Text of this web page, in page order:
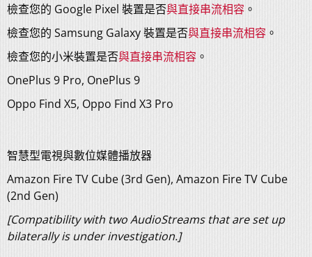
檢查您的 Google Pixel 裝置是否與直接串流相容 。
檢查您的 Samsung Galaxy 裝置是否與直接串流相容 。
檢查您的小米裝置是否與直接串流相容 。
OnePlus 9 Pro, OnePlus 9
Oppo Find X5, Oppo Find X3 Pro
智慧型電視與數位媒體播放器
Amazon Fire TV Cube (3rd Gen), Amazon Fire TV Cube
(2nd Gen)
[Compatibility with two AudioStreams that are set up
bilaterally is under investigation.]